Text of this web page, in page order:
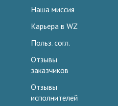
Наша миссия
Карьера в WZ
Польз. согл.
Отзывы
заказчиков
Отзывы
исполнителей